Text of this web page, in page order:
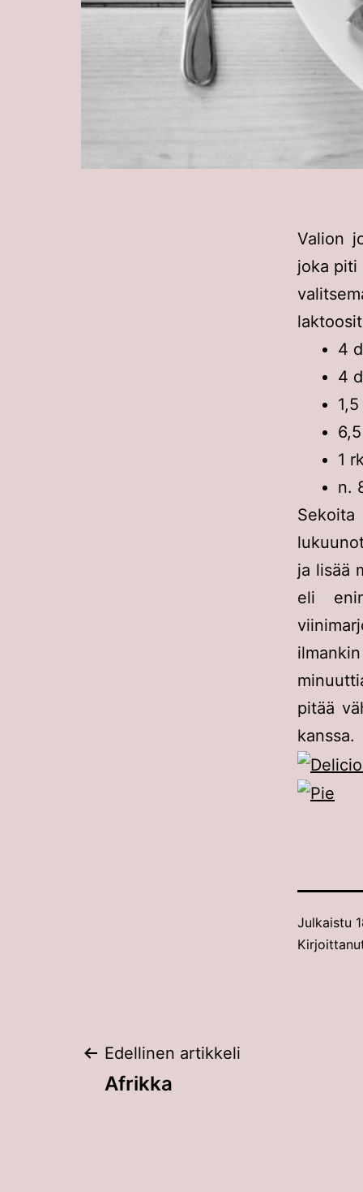
Valion
joka piti
4
4
1
n.
ja lisää
eli
pitää
kanssa.
Julkaistu
Artikkelien
Edellinen artikkeli
Afrikka